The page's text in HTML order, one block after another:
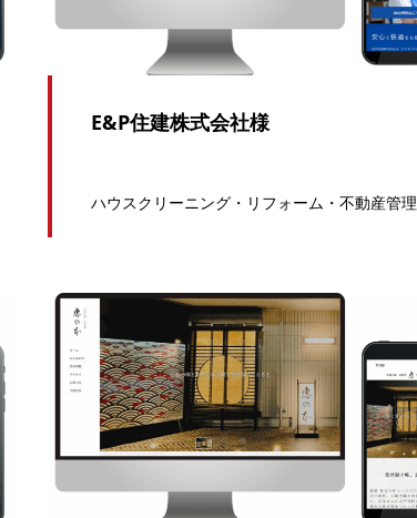
E&P住建株式会社様
ハウスクリーニング・リフォーム・不動産管理